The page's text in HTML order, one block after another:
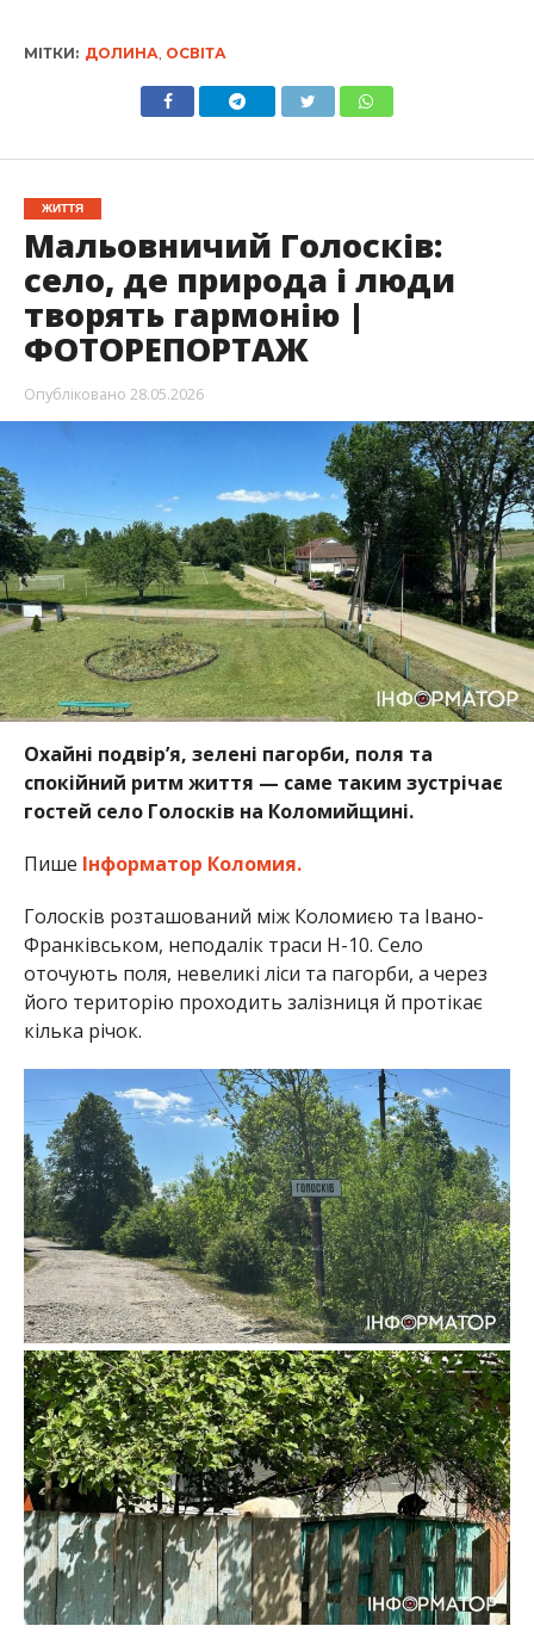
МІТКИ: ДОЛИНА ОСВІТА
ЖИТТЯ
Мальовничий Голосків:
село, де природа і люди
творять гармонію |
ФОТОРЕПОРТАЖ
Опубліковано 28.05.2026
Охайні подвір’я, зелені пагорби, поля та
спокійний ритм життя — саме таким зустрічає
гостей село Голосків на Коломийщині.
Пише Інформатор Коломия.
Голосків розташований між Коломиєю та Івано-
Франківськом, неподалік траси Н-10. Село
оточують поля, невеликі ліси та пагорби, а через
його територію проходить залізниця й протікає
кілька річок.